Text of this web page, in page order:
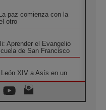
paz comienza con la
otro
Aprender el Evangelio
de San Francisco
León XIV a Asís en un
los jóvenes al Papa: